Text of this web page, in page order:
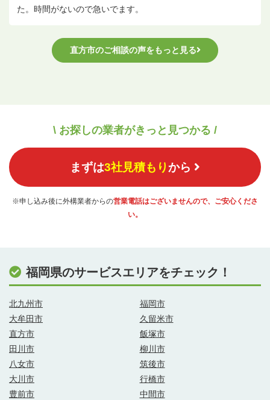
た。時間がないので急いでます。
直方市のご相談の声をもっと見る
\ お探しの業者がきっと見つかる /
まずは3社見積もりから
※申し込み後に外構業者からの営業電話はございませんので、ご安心くださ
い。
福岡県のサービスエリアをチェック！
北九州市
福岡市
大牟田市
久留米市
直方市
飯塚市
田川市
柳川市
八女市
筑後市
大川市
行橋市
豊前市
中間市